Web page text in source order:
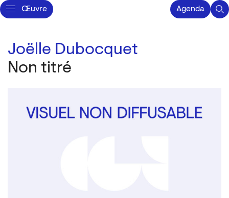
Œuvre Agenda
Joëlle Dubocquet
Non titré